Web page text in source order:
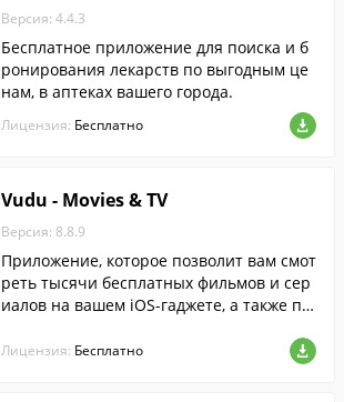
Версия: 4.4.3
Бесплатное приложение для поиска и б
ронирования лекарств по выгодным це
нам, в аптеках вашего города.
Лицензия: Бесплатно
Vudu - Movies & TV
Версия: 8.8.9
Приложение, которое позволит вам смот
реть тысячи бесплатных фильмов и сер
иалов на вашем iOS-гаджете, а также пр
ком качестве для просмотра в режиме о
Лицензия: Бесплатно